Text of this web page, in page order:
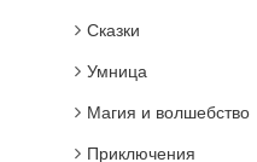
Сказки
Умница
Магия и волшебство
Приключения